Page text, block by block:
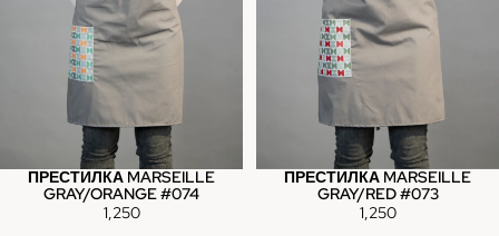
ПРЕСТИЛКА MARSEILLE
GRAY/ORANGE #074
1,250
ПРЕСТИЛКА MARSEILLE
GRAY/RED #073
1,250